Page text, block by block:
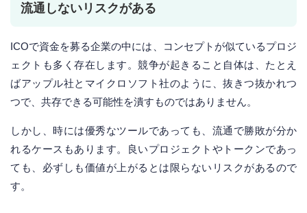
流通しないリスクがある
ICOで資金を募る企業の中には、コンセプトが似ているプロジ
ェクトも多く存在します。競争が起きること自体は、たとえ
ばアップル社とマイクロソフト社のように、抜きつ抜かれつ
つで、共存できる可能性を潰すものではありません。
しかし、時には優秀なツールであっても、流通で勝敗が分か
れるケースもあります。良いプロジェクトやトークンであっ
ても、必ずしも価値が上がるとは限らないリスクがあるので
す。